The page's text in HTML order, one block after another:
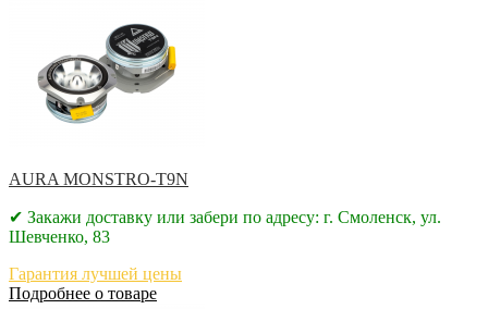
AURA MONSTRO-T9N
✔ Закажи доставку или забери по адресу: г. Смоленск, ул.
Шевченко, 83
Гарантия лучшей цены
Подробнее о товаре